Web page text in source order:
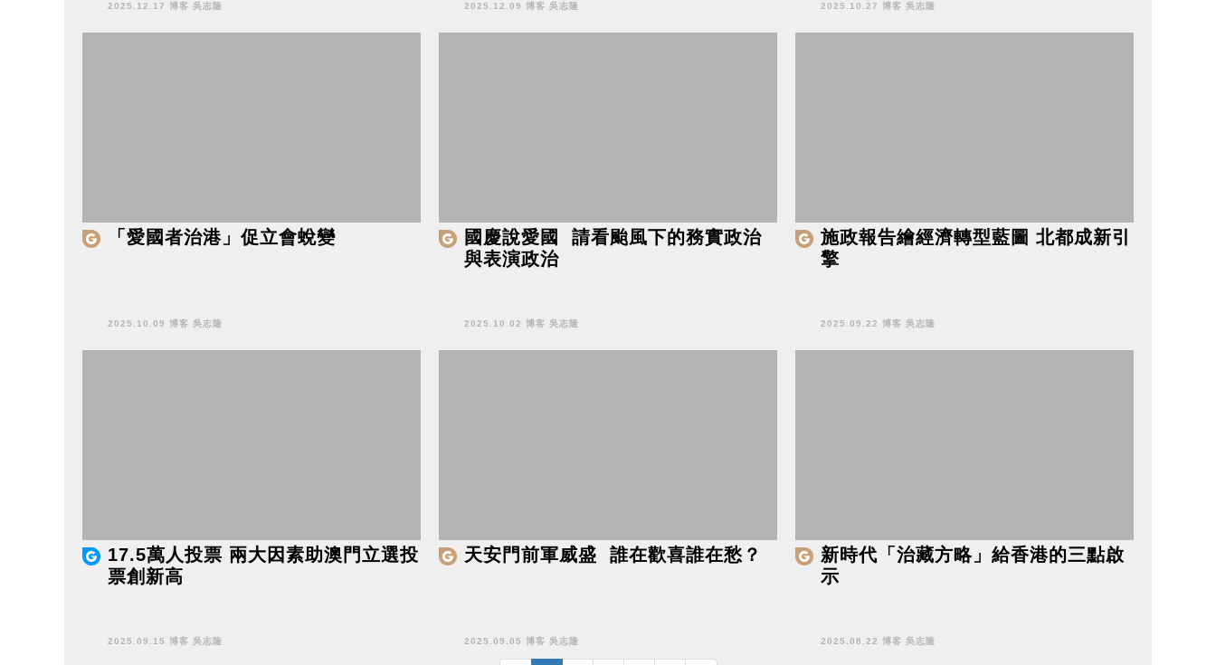
2025.12.17 博客 吳志隆 2025.12.09 博客 吳志隆 2025.10.27 博客 吳志隆
「愛國者治港」促立會蛻變
2025.10.09 博客 吳志隆
國慶說愛國 請看颱風下的務實政治
與表演政治
2025.10.02 博客 吳志隆
施政報告繪經濟轉型藍圖 北都成新引
擎
2025.09.22 博客 吳志隆
17.5萬人投票 兩大因素助澳門立選投
票創新高
2025.09.15 博客 吳志隆
天安門前軍威盛 誰在歡喜誰在愁？
2025.09.05 博客 吳志隆
新時代「治藏方略」給香港的三點啟
示
2025.08.22 博客 吳志隆